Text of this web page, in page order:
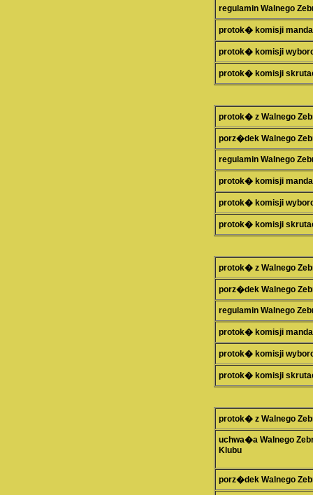
regulamin Walnego
protok� komisji
protok� komisji
protok� komisji
protok� z Walnego
porz�dek Walnego
regulamin Walnego
protok� komisji
protok� komisji
protok� komisji
protok� z Walnego
porz�dek Walnego
regulamin Walnego
protok� komisji
protok� komisji
protok� komisji
protok� z Walnego
uchwa�a Walnego
Klubu
porz�dek Walnego